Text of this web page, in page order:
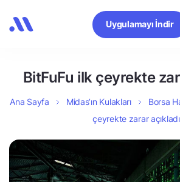
Uygulamayı İndir
BitFuFu ilk çeyrekte
Ana Sayfa Midas’ın Kulakları Borsa
çeyrekte zarar açıkladı